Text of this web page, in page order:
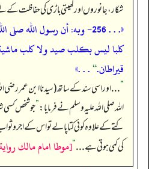
شکار، جانوروں اور کھیتی باڑی کی حفاظت کے
«. . . 256- وبه: أن رسول الله صلى الله عليه وسلم قال:
كلبا ليس بكلب صيد ولا كلب
قيراطان.“
. . .»
”. . . اور اسی سند کے ساتھ (سیدنا ابن عمر
اللہ صلی اللہ علیہ وسلم نے فرمایا:”جو شخص کسی
کتے کے علاوہ کوئی کتا پالے تو اس کے اجر و
کی کمی ہوتی ہے . . .“[موطا امام مالك رواية